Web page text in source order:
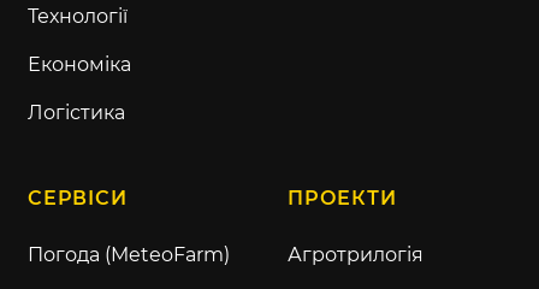
Технології
Економіка
Логістика
СЕРВІСИ
Погода (MeteoFarm)
ПРОЕКТИ
Агротрилогія